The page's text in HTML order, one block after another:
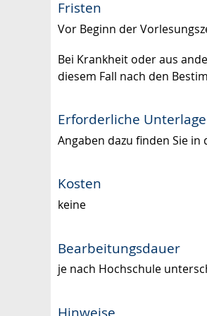
Fristen
Vor Beginn der
Bei Krankheit oder aus
diesem Fall nach den
Erforderliche
Angaben dazu finden Sie
Kosten
keine
Bearbeitungsdauer
je nach Hochschule
Hinweise